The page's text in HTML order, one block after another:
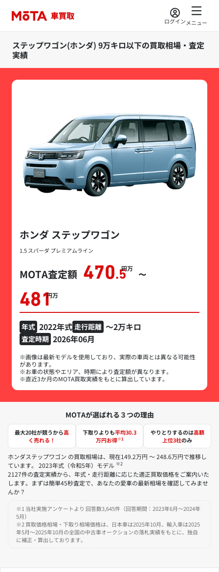
ログインメニュー
ステップワゴン(ホンダ) 9万キロ以下の買取相場・査定
実績
ホンダ ステップワゴン
1.5 スパーダ プレミアムライン
MOTA査定額 470.5
万円
〜
481万円
年式 2022年式 走行距離 ～2万キロ
査定時期 2026年06月
※画像は最新モデルを使用しており、実際の車両とは異なる可能性
があります。
※お車の状態やエリア、時期により査定額が異なります。
※直近3か月のMOTA買取実績をもとに算出しています。
MOTAが選ばれる３つの理由
最大20社が競うから高
く売れる！
下取りよりも平均30.3
万円お得※1
やりとりするのは高額
上位3社のみ
ホンダステップワゴン の買取相場は、現在149.2万円 ～ 248.6万円で推移し
ています。 2023年式（令和5年）モデル ※2
2127件の査定実績から、年式・走行距離に応じた適正買取価格をご案内いた
します。まずは簡単45秒査定で、あなたの愛車の最新相場を確認してみませ
んか？
※1 当社実施アンケートより 回答数3,645件（回答期間：2023年6月～2024年
5月）
※2 買取価格相場・下取り相場価格は、日本車は2025年10月、輸入車は2025
年5月～2025年10月の全国の中古車オークションの落札実績をもとに、独自
に補正・算出しております。